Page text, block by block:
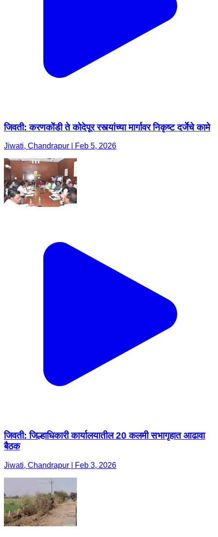
जिवती: करणकोंडी ते कोदेपूर रस्त्यांच्या मार्गावर निकृष्ट दर्जेचे कामे
Jiwati, Chandrapur | Feb 5, 2026
जिवती: जिल्हाधिकारी कार्यालयातील 20 कलमी सभागृहात आढावा
बैठक
Jiwati, Chandrapur | Feb 3, 2026